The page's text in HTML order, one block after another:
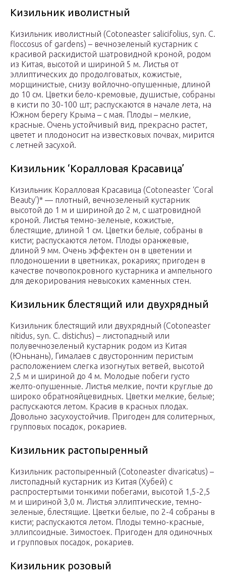
Кизильник иволистный
Кизильник иволистный (Cotoneaster salicifolius, syn. C.
floccosus of gardens) – вечнозеленый кустарник с
красивой раскидистой шатровидной кроной, родом
из Китая, высотой и шириной 5 м. Листья от
эллиптических до продолговатых, кожистые,
морщинистые, снизу войлочно-опушенные, длиной
до 10 см. Цветки бело-кремовые, душистые, собраны
в кисти по 30-100 шт; распускаются в начале лета, на
Южном берегу Крыма – с мая. Плоды – мелкие,
красные. Очень устойчивый вид, прекрасно растет,
цветет и плодоносит на известковых почвах, мирится
с летней засухой.
Кизильник ‘Коралловая Красавица’
Кизильник Коралловая Красавица (Cotoneaster ‘Coral
Beauty’)* — плотный, вечнозеленый кустарник
высотой до 1 м и шириной до 2 м, с шатровидной
кроной. Листья темно-зеленые, кожистые,
блестящие, длиной 1 см. Цветки белые, собраны в
кисти; распускаются летом. Плоды оранжевые,
длиной 9 мм. Очень эффектен он в цветении и
плодоношении в цветниках, рокариях; пригоден в
качестве почвопокровного кустарника и ампельного
для декорирования невысоких каменных стен.
Кизильник блестящий или двухрядный
Кизильник блестящий или двухрядный (Cotoneaster
nitidus, syn. C. distichus) – листопадный или
полувечнозеленый кустарник родом из Китая
(Юньнань), Гималаев с двусторонним перистым
расположением слегка изогнутых ветвей, высотой
2,5 м и шириной до 4 м. Молодые побеги густо
желто-опушенные. Листья мелкие, почти круглые до
широко обратнояйцевидных. Цветки мелкие, белые;
распускаются летом. Красив в красных плодах.
Довольно засухоустойчив. Пригоден для солитерных,
групповых посадок, рокариев.
Кизильник растопыренный
Кизильник растопыренный (Cotoneaster divaricatus) –
листопадный кустарник из Китая (Хубей) с
распростертыми тонкими побегами, высотой 1,5-2,5
м и шириной 3,0 м. Листья эллиптические, темно-
зеленые, блестящие. Цветки белые, по 2-4 собраны в
кисти; распускаются летом. Плоды темно-красные,
эллипсоидные. Зимостоек. Пригоден для одиночных
и групповых посадок, рокариев.
Кизильник розовый